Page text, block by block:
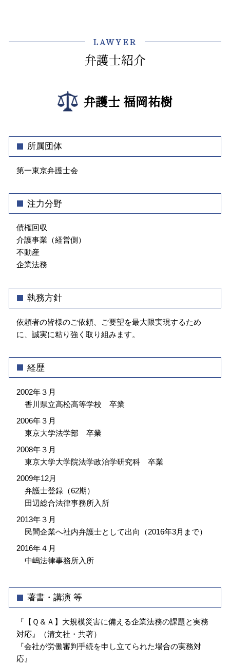
クレーマー 不当要求 弁護士
介護 行政
家賃 滞納 立ち退き
不動産トラブル 調停
土地 購入 契約書
賃貸 立ち退き料
アパート 立ち退き
土地 契約書
東京都 企業法務 弁護士
中小企業 法務
パワハラ 対策
契約書 リーガルチェック
顧問弁護士 社員の相談
セクハラ 処分
ハラスメント 種類
法律問題 弁護士 相談 千代田区
介護事業トラブル 弁護士 相談 渋谷区
介護事業トラブル 弁護士 相談 飯田橋
債権回収 弁護士 相談 文京区
企業法務 弁護士 相談 千代田区
企業法務 弁護士 相談 飯田橋
法律問題 弁護士 相談 渋谷区
不動産トラブル 弁護士 相談 飯田橋
不動産トラブル 弁護士 相談 文京区
顧問弁護士 弁護士 相談 渋谷区
LAWYER
弁護士紹介
弁護士 福岡祐樹
所属団体
第一東京弁護士会
注力分野
債権回収
介護事業（経営側）
不動産
企業法務
執務方針
依頼者の皆様のご依頼、ご要望を最大限実現するため
に、誠実に粘り強く取り組みます。
経歴
2002年３月
香川県立高松高等学校 卒業
2006年３月
東京大学法学部 卒業
2008年３月
東京大学大学院法学政治学研究科 卒業
2009年12月
弁護士登録（62期）
田辺総合法律事務所入所
2013年３月
民間企業へ社内弁護士として出向（2016年3月まで）
2016年４月
中嶋法律事務所入所
著書・講演 等
『【Ｑ＆Ａ】大規模災害に備える企業法務の課題と実務
対応』（清文社・共著）
『会社が労働審判手続を申し立てられた場合の実務対
応』